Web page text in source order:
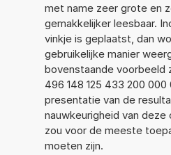
met name zeer grote en
gemakkelijker leesbaar.
vinkje is geplaatst, dan
gebruikelijke manier
bovenstaande voorbeeld
496 148 125 433 200
presentatie van de
nauwkeurigheid van
zou voor de meeste
moeten zijn.